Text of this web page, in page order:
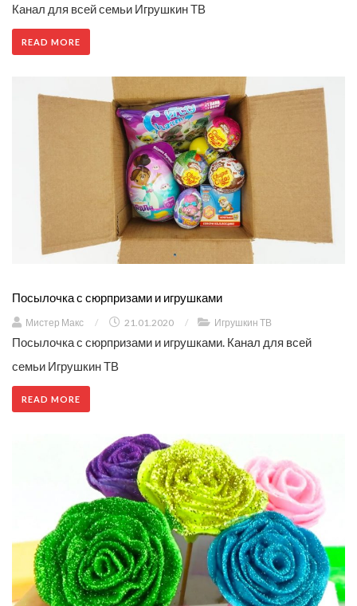
Канал для всей семьи Игрушкин ТВ
READ MORE
Посылочка с сюрпризами и игрушками
Мистер Макс / 21.01.2020 / Игрушкин ТВ
Посылочка с сюрпризами и игрушками. Канал для всей
семьи Игрушкин ТВ
READ MORE